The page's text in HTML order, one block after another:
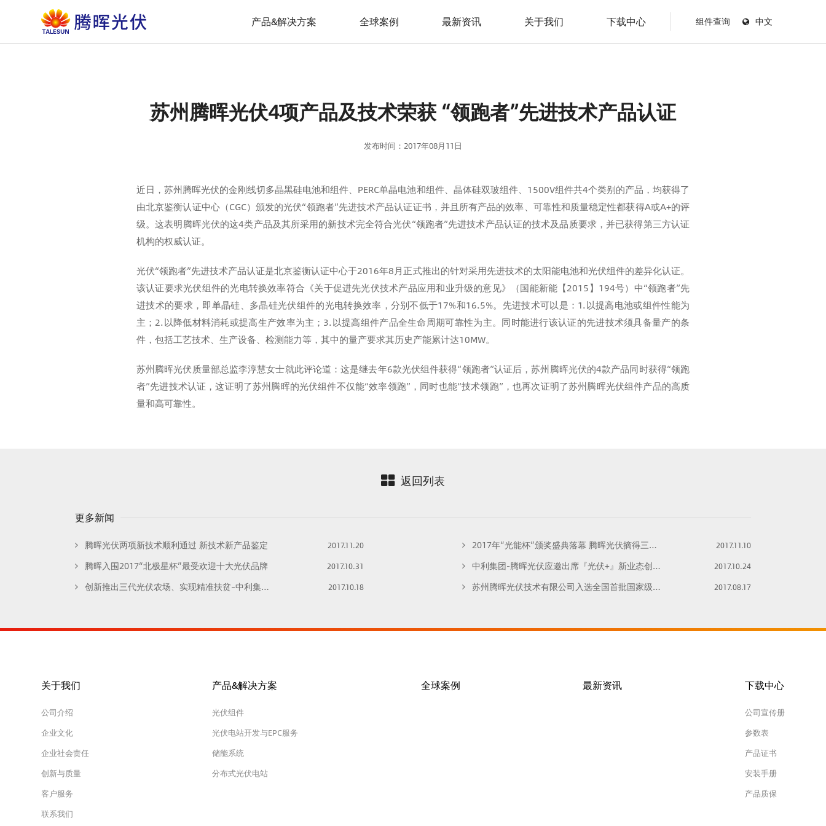
产品&解决方案 全球案例 最新资讯 关于我们 下载中心 组件查询 中文
苏州腾晖光伏4项产品及技术荣获 “领跑者”先进技术产品认证
发布时间：2017年08月11日
近日，苏州腾晖光伏的金刚线切多晶黑硅电池和组件、PERC单晶电池和组件、晶体硅双玻组件、1500V组件共4个类别的产品，均获得了
由北京鉴衡认证中心（CGC）颁发的光伏“领跑者”先进技术产品认证证书，并且所有产品的效率、可靠性和质量稳定性都获得A或A+的评
级。这表明腾晖光伏的这4类产品及其所采用的新技术完全符合光伏“领跑者”先进技术产品认证的技术及品质要求，并已获得第三方认证
机构的权威认证。
光伏“领跑者”先进技术产品认证是北京鉴衡认证中心于2016年8月正式推出的针对采用先进技术的太阳能电池和光伏组件的差异化认证。
该认证要求光伏组件的光电转换效率符合《关于促进先光伏技术产品应用和业升级的意见》（国能新能【2015】194号）中“领跑者”先
进技术的要求，即单晶硅、多晶硅光伏组件的光电转换效率，分别不低于17%和16.5%。先进技术可以是：1.以提高电池或组件性能为
主；2.以降低材料消耗或提高生产效率为主；3.以提高组件产品全生命周期可靠性为主。同时能进行该认证的先进技术须具备量产的条
件，包括工艺技术、生产设备、检测能力等，其中的量产要求其历史产能累计达10MW。
苏州腾晖光伏质量部总监李淳慧女士就此评论道：这是继去年6款光伏组件获得“领跑者”认证后，苏州腾晖光伏的4款产品同时获得“领跑
者”先进技术认证，这证明了苏州腾晖的光伏组件不仅能“效率领跑”，同时也能“技术领跑”，也再次证明了苏州腾晖光伏组件产品的高质
量和高可靠性。
返回列表
更多新闻
腾晖光伏两项新技术顺利通过 新技术新产品鉴定 2017.11.20 2017年“光能杯”颁奖盛典落幕 腾晖光伏摘得三项大奖 2017.11.10
腾晖入围2017“北极星杯”最受欢迎十大光伏品牌 2017.10.31 中利集团-腾晖光伏应邀出席『光伏+』新业态创新发展大会 2017.10.24
创新推出三代光伏农场、实现精准扶贫–中利集团出席2017扶贫日县域发展与脱贫攻坚论坛 2017.10.18 苏州腾晖光伏技术有限公司入选全国首批国家级绿色工厂 2017.08.17
关于我们
公司介绍
企业文化
企业社会责任
创新与质量
客户服务
联系我们
产品&解决方案
光伏组件
光伏电站开发与EPC服务
储能系统
分布式光伏电站
全球案例 最新资讯 下载中心
公司宣传册
参数表
产品证书
安装手册
产品质保